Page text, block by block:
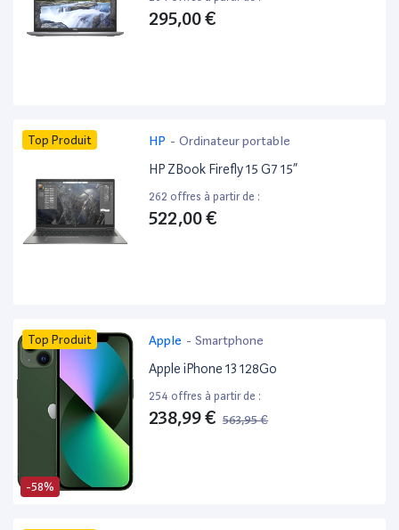
295,00 €
Top Produit HP - Ordinateur portable
HP ZBook Firefly 15 G7 15”
262 offres à partir de :
522,00 €
-58%
Top Produit Apple - Smartphone
Apple iPhone 13 128Go
254 offres à partir de :
238,99 € 563,95 €